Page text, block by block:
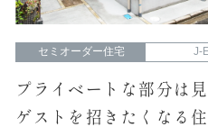
セミオーダー住宅 J-
プライベートな部分は
ゲストを招きたくなる